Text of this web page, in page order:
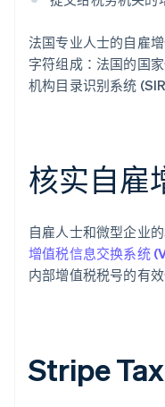
法国专业人士的自雇
字符组成：法国的国
机构目录识别系统
核实自雇
自雇人士和微型企业
增值税信息交换系统
内部增值税税号的有
Stripe